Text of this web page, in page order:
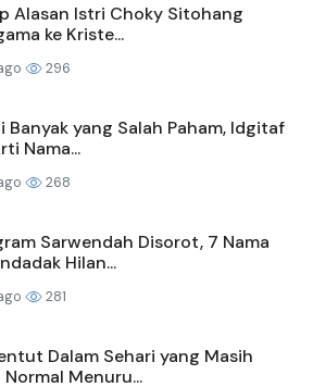
Alasan Istri Choky Sitohang
ke Kriste...
296
Banyak yang Salah Paham, Idgitaf
Nama...
268
Sarwendah Disorot, 7 Nama
Hilan...
281
Dalam Sehari yang Masih
Menuru...